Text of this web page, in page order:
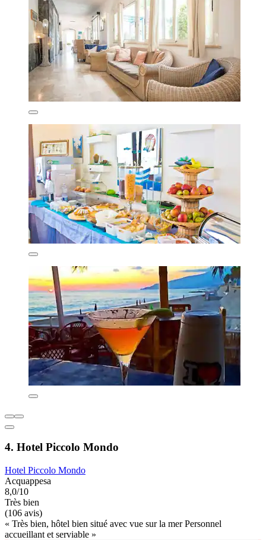
4. Hotel Piccolo Mondo
Hotel Piccolo Mondo
Acquappesa
8,0/10
Très bien
(106 avis)
« Très bien, hôtel bien situé avec vue sur la mer Personnel
accueillant et serviable »